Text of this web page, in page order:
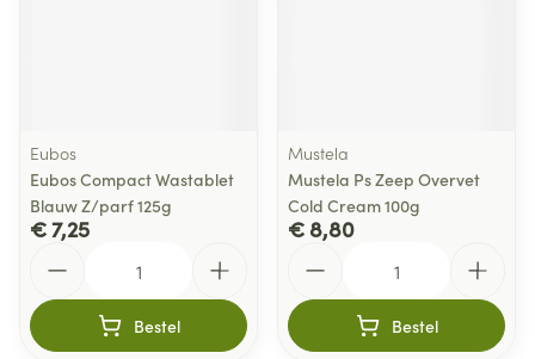
Eubos
Eubos Compact Wastablet
Blauw Z/parf 125g
€ 7,25
Bestel
Mustela
Mustela Ps Zeep Overvet
Cold Cream 100g
€ 8,80
Bestel